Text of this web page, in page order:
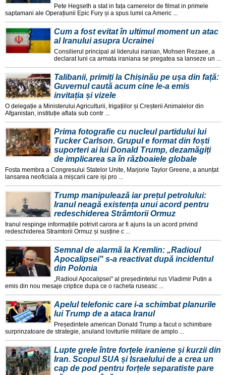
Pete Hegseth a stat in fața camerelor de filmat in primele
saptamani ale Operațiunii Epic Fury și a spus lumii ca Americ ...
Cum a fost evitat în ultimul moment un atac
al Iranului asupra Ucrainei
Consilierul principal al liderului iranian, Mohsen Rezaee, a
declarat luni ca armata iraniana se pregatea sa lanseze un ...
Talibanii, primiți la Chișinău pe ușa din față:
Guvernul caută acum cine le-a emis
invitația și vizele
O delegație a Ministerului Agriculturii, Irigațiilor și Creșterii Animalelor din
Afganistan, instituție aflata sub contr ...
Prima fotografie cu nucleul partidului lui
Tucker Carlson. Grupul e format din foști
suporteri ai lui Donald Trump, dezamăgiți
de implicarea sa în războaiele globale
Fosta membra a Congresului Statelor Unite, Marjorie Taylor Greene, a anunțat
lansarea neoficiala a mișcarii care iși pro ...
Trump manipulează iar prețul petrolului:
Iranul neagă existența unui acord pentru
redeschiderea Strâmtorii Ormuz
Iranul respinge informațiile potrivit carora ar fi ajuns la un acord privind
redeschiderea Stramtorii Ormuz și susține c ...
Semnal de alarmă la Kremlin: „Radioul
Apocalipsei" s-a reactivat după incidentul
din Polonia
„Radioul Apocalipsei" al președintelui rus Vladimir Putin a
emis din nou mesaje criptice dupa ce o racheta ruseasc ...
Apelul telefonic care i-a schimbat planurile
lui Trump de a ataca Iranul
Președintele american Donald Trump a facut o schimbare
surprinzatoare de strategie, anuland loviturile militare de amplo ...
Lupte grele între forțele iraniene și kurzii din
Iran. Scopul SUA și Israelului de a crea un
cap de pod pentru forțele separatiste pare